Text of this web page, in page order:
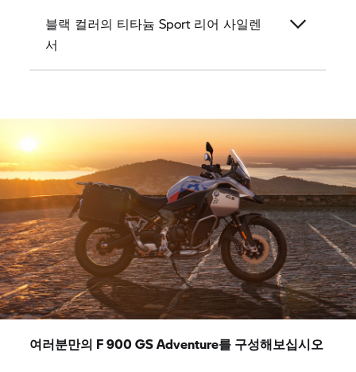
블랙 컬러의 티타늄 Sport 리어 사일렌
서
여러분만의 F 900 GS Adventure를 구성해보십시오